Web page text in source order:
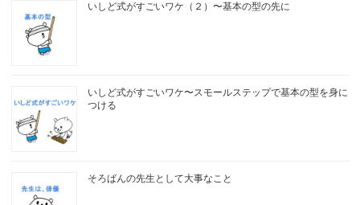
いしど式がすごいワケ（２）〜基本の型の先に
いしど式がすごいワケ〜スモールステップで基本の型を身に
つける
そろばんの先生として大事なこと